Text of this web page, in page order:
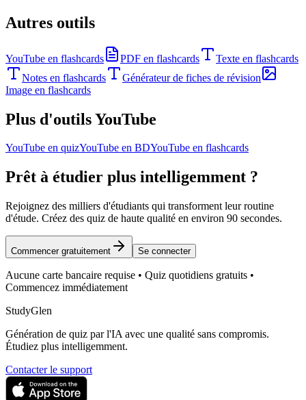
Autres outils
YouTube en flashcards PDF en flashcards
Texte en flashcards
Notes en flashcards
Générateur de fiches de révision
Image en flashcards
Plus d'outils YouTube
YouTube en quizYouTube en BDYouTube en flashcards
Prêt à étudier plus intelligemment ?
Rejoignez des milliers d'étudiants qui transforment leur routine
d'étude. Créez des quiz de haute qualité en environ 90 secondes.
Commencer gratuitement Se connecter
Aucune carte bancaire requise • Quiz quotidiens gratuits •
Commencez immédiatement
StudyGlen
Génération de quiz par l'IA avec une qualité sans compromis.
Étudiez plus intelligemment.
Contacter le support